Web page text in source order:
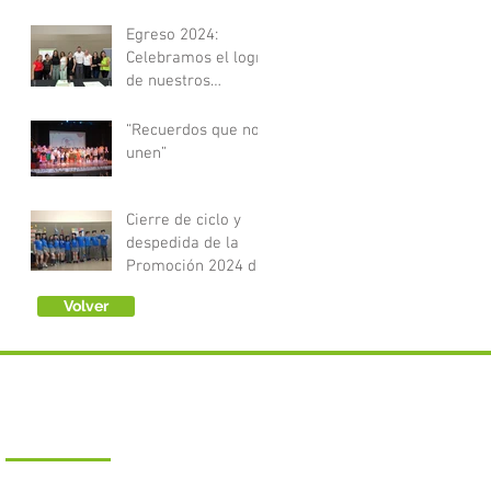
Egreso 2024:
Celebramos el logro
de nuestros
y Óptica
“Recuerdos que nos
unen”
Cierre de ciclo y
despedida de la
Promoción 2024 del
Volver